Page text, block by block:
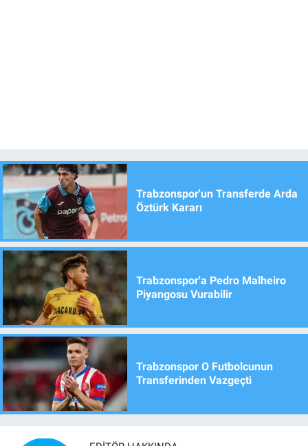
Trabzonspor'un Transferde Arda
Öztürk Kararı
Trabzonspor'a Pedro Malheiro
Piyangosu Vurabilir
Trabzonspor O Futbolcunun
Transferinden Vazgeçti